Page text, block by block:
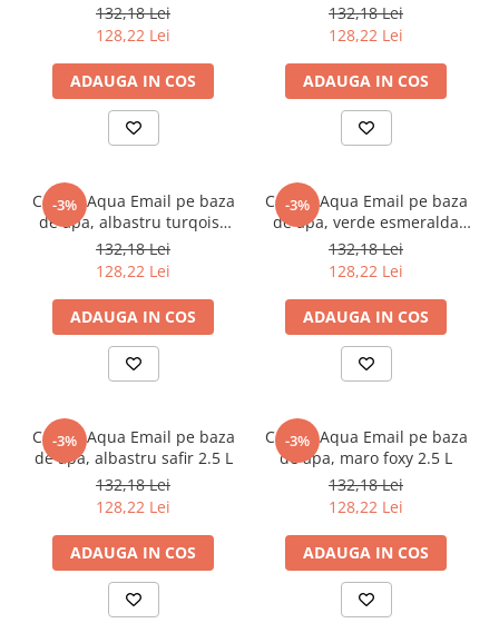
132,18 Lei
128,22 Lei
ADAUGA IN COS
132,18 Lei
128,22 Lei
ADAUGA IN COS
-3%
CORAL Aqua Email pe baza
de apa, albastru turqoise
2.5 L
132,18 Lei
128,22 Lei
ADAUGA IN COS
-3%
CORAL Aqua Email pe baza
de apa, verde esmeralda
2.5 L
132,18 Lei
128,22 Lei
ADAUGA IN COS
-3%
CORAL Aqua Email pe baza
de apa, albastru safir 2.5 L
132,18 Lei
128,22 Lei
ADAUGA IN COS
-3%
CORAL Aqua Email pe baza
de apa, maro foxy 2.5 L
132,18 Lei
128,22 Lei
ADAUGA IN COS